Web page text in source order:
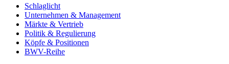
Schlaglicht
Unternehmen & Management
Märkte & Vertrieb
Politik & Regulierung
Köpfe & Positionen
BWV-Reihe